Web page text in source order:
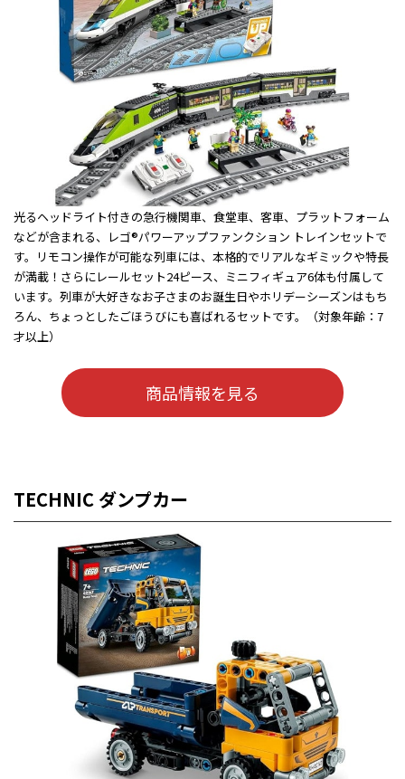
光るヘッドライト付きの急行機関車、食堂車、客車、プラットフォーム
などが含まれる、レゴ®パワーアップファンクション トレインセットで
す。リモコン操作が可能な列車には、本格的でリアルなギミックや特長
が満載！さらにレールセット24ピース、ミニフィギュア6体も付属して
います。列車が大好きなお子さまのお誕生日やホリデーシーズンはもち
ろん、ちょっとしたごほうびにも喜ばれるセットです。（対象年齢：7
才以上）
商品情報を見る
TECHNIC ダンプカー